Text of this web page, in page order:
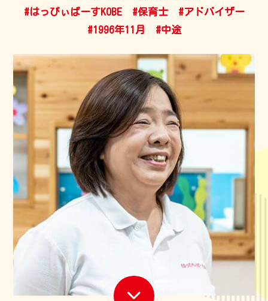
#はっぴぃばーすKOBE
#保育士
#アドバイザー
#1996年11月
#中途